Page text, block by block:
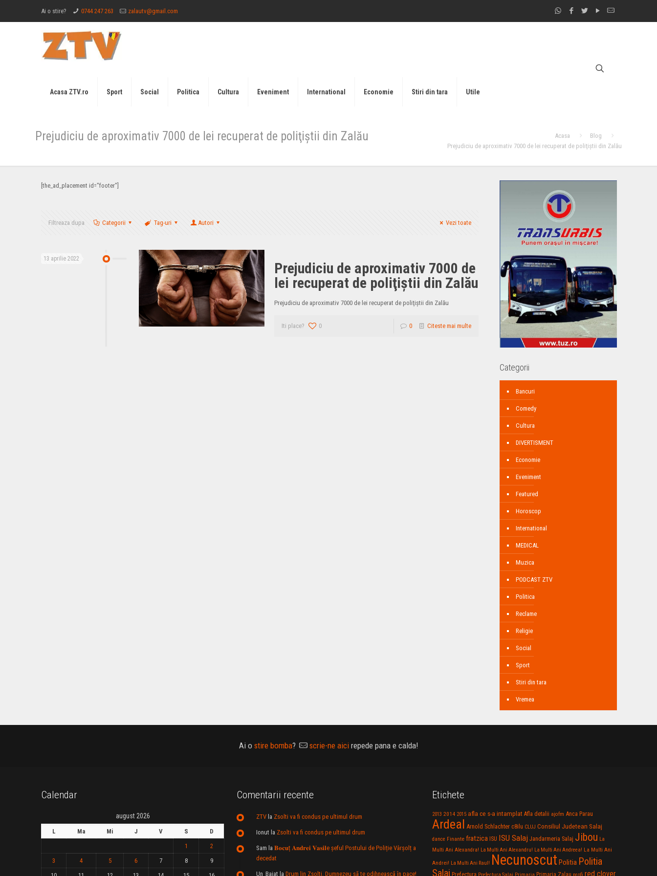
Ai o stire? 0744 247 263 zalautv@gmail.com
Acasa ZTV.ro Sport Social Politica Cultura Eveniment International Economie Stiri din tara Utile
Prejudiciu de aproximativ 7000 de lei recuperat de poliţiştii din Zalău Acasa
Blog
Prejudiciu de aproximativ 7000 de lei recuperat de poliţiştii din Zalău
[the_ad_placement id="footer"]
Filtreaza dupa Categorii Tag-uri Autori Vezi toate
13 aprilie 2022
Prejudiciu de aproximativ 7000 de
lei recuperat de poliţiştii din Zalău
Prejudiciu de aproximativ 7000 de lei recuperat de poliţiştii din Zalău
Iti place? 0 0 Citeste mai multe
Categorii
Bancuri
Comedy
Cultura
DIVERTISMENT
Economie
Eveniment
Featured
Horoscop
International
MEDICAL
Muzica
PODCAST ZTV
Politica
Reclame
Religie
Social
Sport
Stiri din tara
Vremea
Ai o stire bomba? scrie-ne aicirepede pana e calda!
Calendar
august 2026
L Ma Mi J V S
D
1
2
3
4 5 6 7 8
9
Comentarii recente
ZTVla Zsolti va fi condus pe ultimul drum
Ionut la Zsolti va fi condus pe ultimul drum
Sam la 𝐁𝐨𝐜𝐮ț 𝐀𝐧𝐝𝐫𝐞𝐢 𝐕𝐚𝐬𝐢𝐥e şeful Postului de Poliție Vârșolț a
decedat
Un_Baiat la Drum lin Zsolti. Dumnezeu sã te odihneascã în pace!
Etichete
2013 2014 2015 afla ce s-a intamplat Afla detalii ajofm Anca Parau
Ardeal Arnold Schlachter c8ilu CLUJ Consiliul Judetean Salaj
dance Finante fratzica ISU ISU Salaj Jandarmeria Salaj Jibou La
Multi Ani Alexandra! La Multi Ani Alexandru! La Multi Ani Andreea! La Multi Ani
Andrei! La Multi Ani Raul! Necunoscut Politia Politia
Salaj Prefectura Primaria Zalau profi red clover